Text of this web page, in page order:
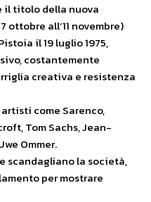
il titolo della nuova
ottobre all’11 novembre)
il 19 luglio 1975,
costantemente
creativa e resistenza
come Sarenco,
Tom Sachs, Jean-
Ommer.
scandagliano la società,
per mostrare